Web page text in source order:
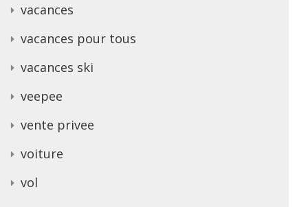
vacances
vacances pour tous
vacances ski
veepee
vente privee
voiture
vol